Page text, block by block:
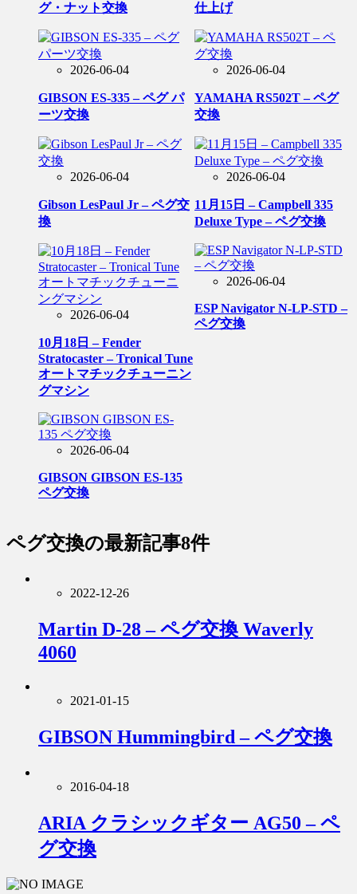
グ・ナット交換
仕上げ
2026-06-04
GIBSON ES-335 – ペグ パ
ーツ交換
2026-06-04
YAMAHA RS502T – ペグ
交換
2026-06-04
Gibson LesPaul Jr – ペグ交
換
2026-06-04
11月15日 – Campbell 335
Deluxe Type – ペグ交換
2026-06-04
10月18日 – Fender
Stratocaster – Tronical Tune
オートマチックチューニン
グマシン
2026-06-04
ESP Navigator N-LP-STD –
ペグ交換
2026-06-04
GIBSON GIBSON ES-135
ペグ交換
ペグ交換の最新記事8件
2022-12-26
Martin D-28 – ペグ交換 Waverly
4060
2021-01-15
GIBSON Hummingbird – ペグ交換
2016-04-18
ARIA クラシックギター AG50 – ペ
グ交換